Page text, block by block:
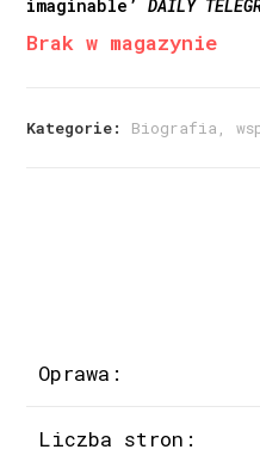
imaginable’DAILY
Brak w magazynie
Kategorie: Biografia,
Oprawa:
Liczba stron: